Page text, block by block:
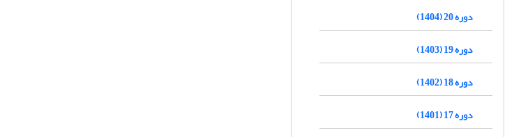
دوره 20 (1404)
دوره 19 (1403)
دوره 18 (1402)
دوره 17 (1401)